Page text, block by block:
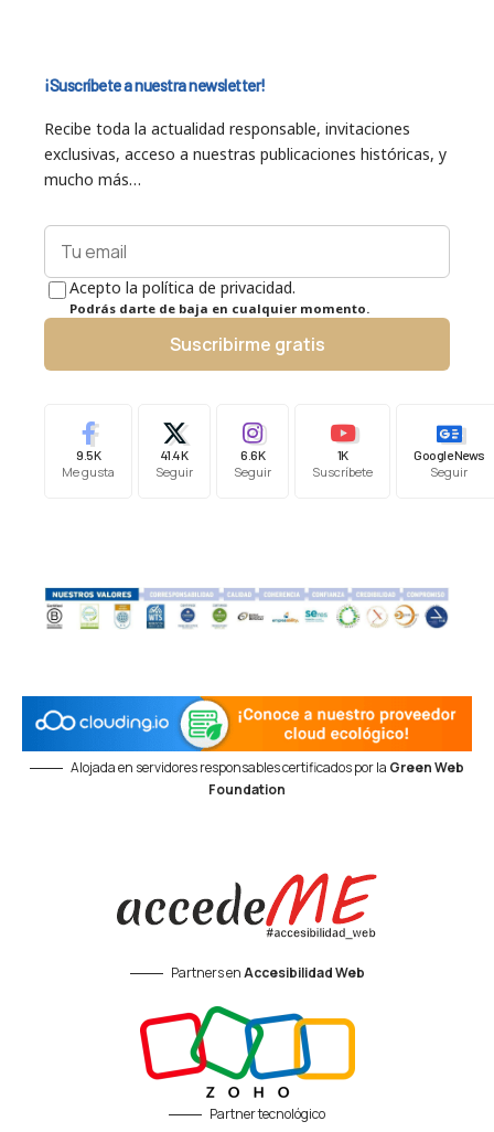
¡Suscríbete a nuestra newsletter!
Recibe toda la actualidad responsable, invitaciones
exclusivas, acceso a nuestras publicaciones históricas, y
mucho más…
Acepto la política de privacidad.
Podrás darte de baja en cualquier momento.
Suscribirme gratis
9.5K
Me gusta
41.4K
Seguir
6.6K
Seguir
1K
Suscríbete
Google News
Seguir
Alojada en servidores responsables certificados por la Green Web
Foundation
Partners enAccesibilidad Web
Partner tecnológico